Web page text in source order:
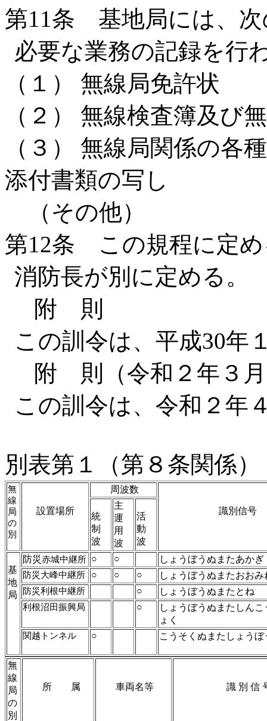
第11条 基地局には、次
必要な業務の記録を行
（１） 無線局免許状
（２） 無線検査簿及び
（３） 無線局関係の各
添付書類の写し
（その他）
第12条 この規程に定
消防長が別に定める。
附 則
この訓令は、平成30年
附 則（令和２年３
この訓令は、令和２年
別表第１（第８条関係）
無
線
局
の
別
設置場所
周波数
識別信号
統
制
波
主
運
用
波
活
動
波
基
地
局
防災赤城中継所 ○ ○ しょうぼうぬまたあかぎ
防災大峰中継所 ○ ○ ○ しょうぼうぬまたおおみ
防災利根中継所 ○ しょうぼうぬまたとね
利根沼田振興局 ○
しょうぼうぬまたしんこ
ょく
関越トンネル ○ こうそくぬまたしょうぼ
無
線
局
の
別
所 属 車両名等 識 別 信